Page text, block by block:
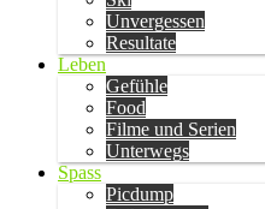
Unvergessen
Resultate
Leben
Gefühle
Food
Filme und Serien
Unterwegs
Spass
Picdump